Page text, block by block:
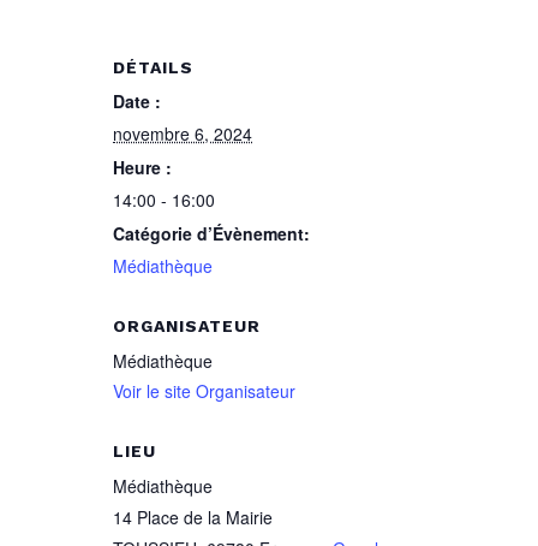
DÉTAILS
Date :
novembre 6, 2024
Heure :
14:00 - 16:00
Catégorie d’Évènement:
Médiathèque
LIEU
Médiathèque
14 Place de la Mairie
ORGANISATEUR
Médiathèque
Voir le site Organisateur